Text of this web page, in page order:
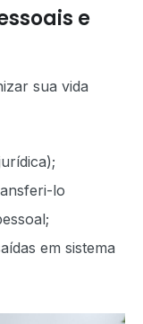
e
sua vida
lo
em sistema